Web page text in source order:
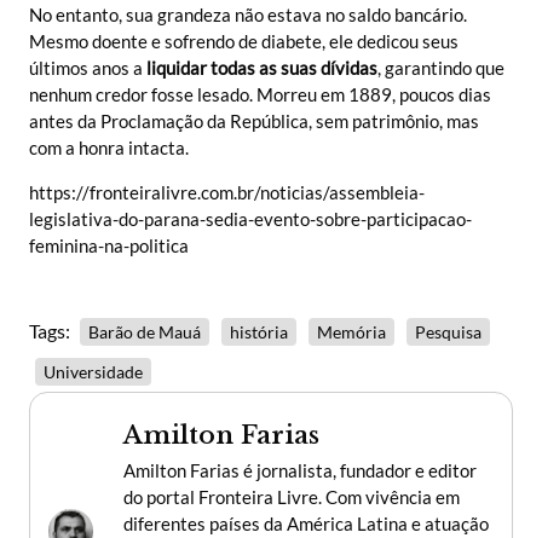
No entanto, sua grandeza não estava no saldo bancário.
Mesmo doente e sofrendo de diabete, ele dedicou seus
últimos anos a liquidar todas as suas dívidas, garantindo que
nenhum credor fosse lesado. Morreu em 1889, poucos dias
antes da Proclamação da República, sem patrimônio, mas
com a honra intacta.
https://fronteiralivre.com.br/noticias/assembleia-
legislativa-do-parana-sedia-evento-sobre-participacao-
feminina-na-politica
Tags: Barão de Mauá história Memória
Pesquisa
Universidade
Amilton Farias
Amilton Farias é jornalista, fundador e editor
do portal Fronteira Livre. Com vivência em
diferentes países da América Latina e atuação